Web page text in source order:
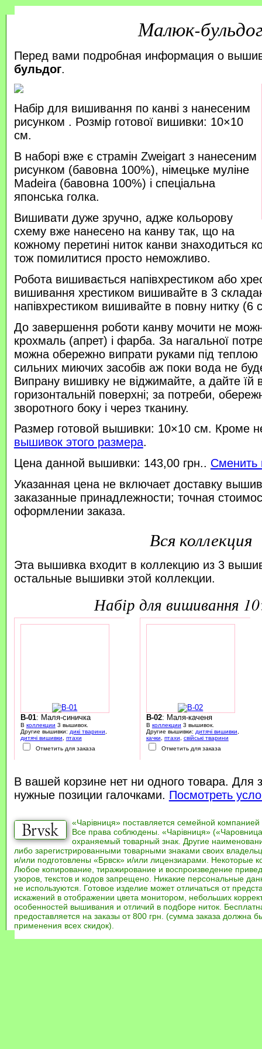
Малюк-
Перед вами подробная информация о
бульдог.
Набір для вишивання по канві з нанесеним
рисунком . Розмір готової вишивки: 10×10
см.
В наборі вже є страмін Zweigart з нанесеним
рисунком (бавовна 100%), німецьке муліне
Madeira (бавовна 100%) і спеціальна
японська голка.
Вишивати дуже зручно, адже кольорову
схему вже нанесено на канву так, що на
кожному перетині ниток канви знаходиться
тож помилитися просто неможливо.
Робота вишивається напівхрестиком або
вишивання хрестиком вишивайте в 3
напівхрестиком вишивайте в повну нитку (6
До завершення роботи канву мочити не
крохмаль (апрет) і фарба. За нагальної
можна обережно випрати руками під
сильних миючих засобів аж поки вода не
Випрану вишивку не віджимайте, а дайте їй
горизонтальній поверхні; за потреби,
зворотного боку і через тканину.
Размер готовой вышивки: 10×10 см. Кроме
вышивок этого размера.
Цена данной вышивки: 143,00 грн.. Сменить
Указанная цена не включает доставку
заказанные принадлежности; точная
оформлении заказа.
Вся коллекция
Эта вышивка входит в коллекцию из 3
остальные вышивки этой коллекции.
набір для вишивання
B-01: Маля-синичка
В коллекции 3 вышивок.
Другие вышивки: дикі тварини
дитячі вишивки
птахи
Отметить для заказа
B-02: Маля-каченя
В коллекции 3 вышивок.
Другие вышивки: дитячі вишивки
качки
птахи
свійські тварини
Отметить для заказа
В вашей корзине нет ни одного товара. Для
нужные позиции галочками. Посмотреть
«Чарівниця» поставляется семейной компанией
Все права соблюдены. «Чарівниця»
охраняемый товарный знак. Другие
либо зарегистрированными товарными знаками своих
и/или подготовлены «Брвск» и/или лицензиарами. Некоторые
Любое копирование, тиражирование и воспроизведение
узоров, текстов и кодов запрещено. Никакие персональные
не используются. Готовое изделие может отличаться от
искажений в отображении цвета монитором, небольших
особенностей вышивания и отличий в подборе ниток.
предоставляется на заказы от 800 грн. (сумма заказа должна
применения всех скидок).